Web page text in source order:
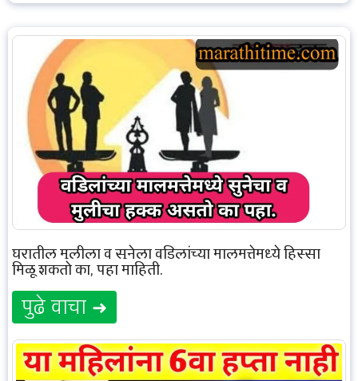
घरातील मुलीला व सुनेला वडिलांच्या मालमत्तेमध्ये हिस्सा
मिळू शकतो का, पहा माहिती.
पुढे वाचा ➜